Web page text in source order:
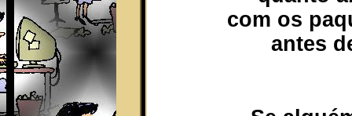
com os
antes